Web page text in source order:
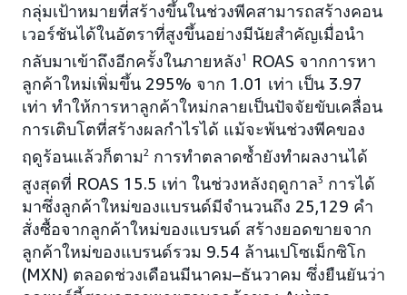
กลุ่มเป้าหมายที่สร้างขึ้นในช่วงพีคสามารถสร้างคอน
เวอร์ชันได้ในอัตราที่สูงขึ้นอย่างมีนัยสำคัญเมื่อนำ
กลับมาเข้าถึงอีกครั้งในภายหลัง1
ROAS จากการหา
ลูกค้าใหม่เพิ่มขึ้น 295% จาก 1.01 เท่า เป็น 3.97
เท่า ทำให้การหาลูกค้าใหม่กลายเป็นปัจจัยขับเคลื่อน
การเติบโตที่สร้างผลกำไรได้ แม้จะพ้นช่วงพีคของ
ฤดูร้อนแล้วก็ตาม2 การทำตลาดซ้ำยังทำผลงานได้
สูงสุดที่ ROAS 15.5 เท่า ในช่วงหลังฤดูกาล3 การได้
มาซึ่งลูกค้าใหม่ของแบรนด์มีจำนวนถึง 25,129 คำ
สั่งซื้อจากลูกค้าใหม่ของแบรนด์ สร้างยอดขายจาก
ลูกค้าใหม่ของแบรนด์รวม 9.54 ล้านเปโซเม็กซิโก
(MXN) ตลอดช่วงเดือนมีนาคม–ธันวาคม ซึ่งยืนยันว่า